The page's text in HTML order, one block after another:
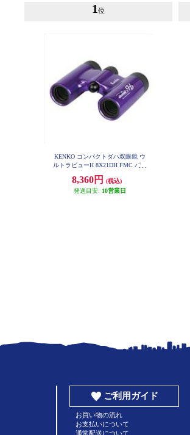
1 位
KENKO コンパクトダハ双眼鏡 ウ
ルトラビューH 8X21DH FMC パー
8,360円
(税込)
発送目安: 10営業日
ご利用ガイド
お買い物の流れ
お支払いについて
通常配送について